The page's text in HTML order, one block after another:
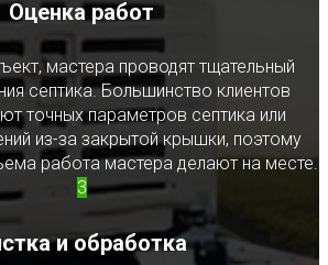
Оценка работ
мастера проводят тщательный
септика. Большинство клиентов
точных параметров септика или
из-за закрытой крышки, поэтому
работа мастера делают на месте.
3
и обработка